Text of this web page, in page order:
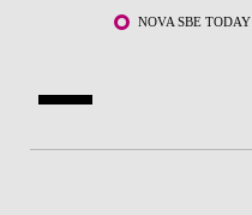
Saltar para o conteúdo principalNOVA SBE TODAY